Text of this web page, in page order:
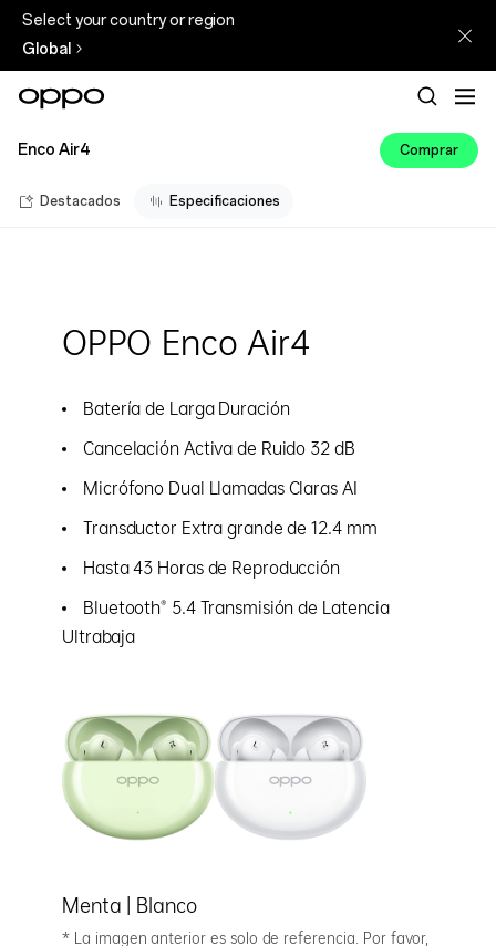
Select your country or region
Global
Enco Air4 Comprar
Destacados Especificaciones
OPPO Enco Air4
Batería de Larga Duración
Cancelación Activa de Ruido 32 dB
Micrófono Dual Llamadas Claras AI
Transductor Extra grande de 12.4 mm
Hasta 43 Horas de Reproducción
Bluetooth® 5.4 Transmisión de Latencia
Ultrabaja
Menta | Blanco
* La imagen anterior es solo de referencia. Por favor,